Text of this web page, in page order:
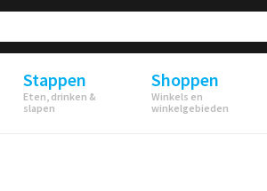
Stappen
Eten, drinken &
slapen
Shoppen
Winkels en
winkelgebieden